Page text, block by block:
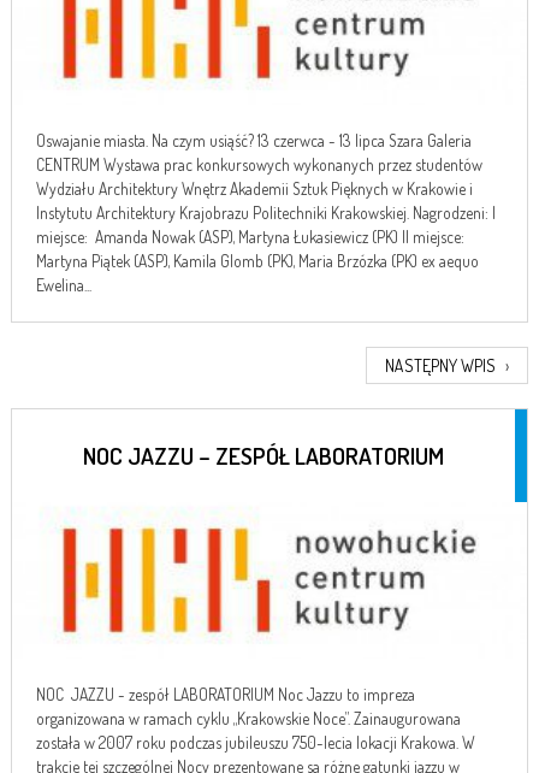
Oswajanie miasta. Na czym usiąść? 13 czerwca - 13 lipca Szara Galeria
CENTRUM Wystawa prac konkursowych wykonanych przez studentów
Wydziału Architektury Wnętrz Akademii Sztuk Pięknych w Krakowie i
Instytutu Architektury Krajobrazu Politechniki Krakowskiej. Nagrodzeni: I
miejsce: Amanda Nowak (ASP), Martyna Łukasiewicz (PK) II miejsce:
Martyna Piątek (ASP), Kamila Glomb (PK), Maria Brzózka (PK) ex aequo
Ewelina...
NASTĘPNY WPIS ›
NOC JAZZU – ZESPÓŁ LABORATORIUM
NOC JAZZU - zespół LABORATORIUM Noc Jazzu to impreza
organizowana w ramach cyklu „Krakowskie Noce”. Zainaugurowana
została w 2007 roku podczas jubileuszu 750-lecia lokacji Krakowa. W
trakcie tej szczególnej Nocy prezentowane są różne gatunki jazzu w